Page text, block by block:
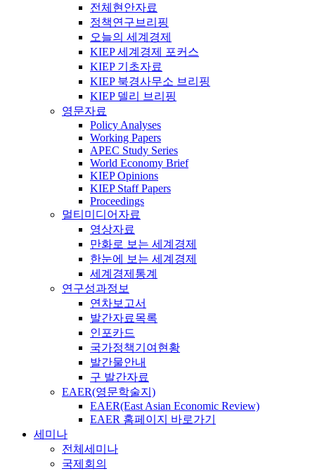
전체현안자료
정책연구브리핑
오늘의 세계경제
KIEP 세계경제 포커스
KIEP 기초자료
KIEP 북경사무소 브리핑
KIEP 델리 브리핑
영문자료
Policy Analyses
Working Papers
APEC Study Series
World Economy Brief
KIEP Opinions
KIEP Staff Papers
Proceedings
멀티미디어자료
영상자료
만화로 보는 세계경제
한눈에 보는 세계경제
세계경제통계
연구성과정보
연차보고서
발간자료목록
인포카드
국가정책기여현황
발간물안내
구 발간자료
EAER(영문학술지)
EAER(East Asian Economic Review)
EAER 홈페이지 바로가기
세미나
전체세미나
국제회의